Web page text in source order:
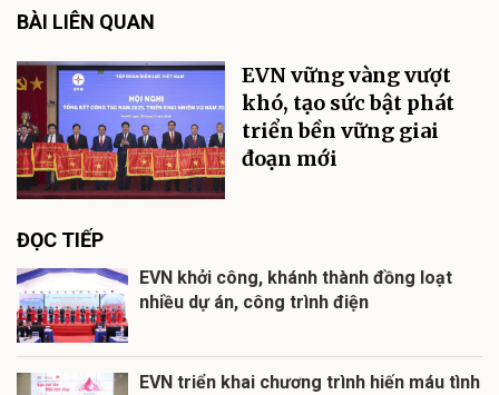
BÀI LIÊN QUAN
EVN vững vàng vượt
khó, tạo sức bật phát
triển bền vững giai
đoạn mới
ĐỌC TIẾP
EVN khởi công, khánh thành đồng loạt
nhiều dự án, công trình điện
EVN triển khai chương trình hiến máu tình